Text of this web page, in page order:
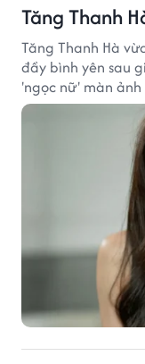
Tăng Thanh
Tăng Thanh Hà
đầy bình yên sau
'ngọc nữ' màn
sau hơn một thập